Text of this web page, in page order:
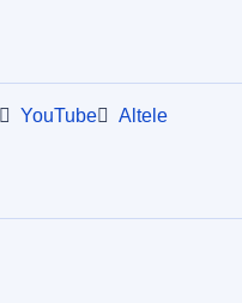
YouTube Altele